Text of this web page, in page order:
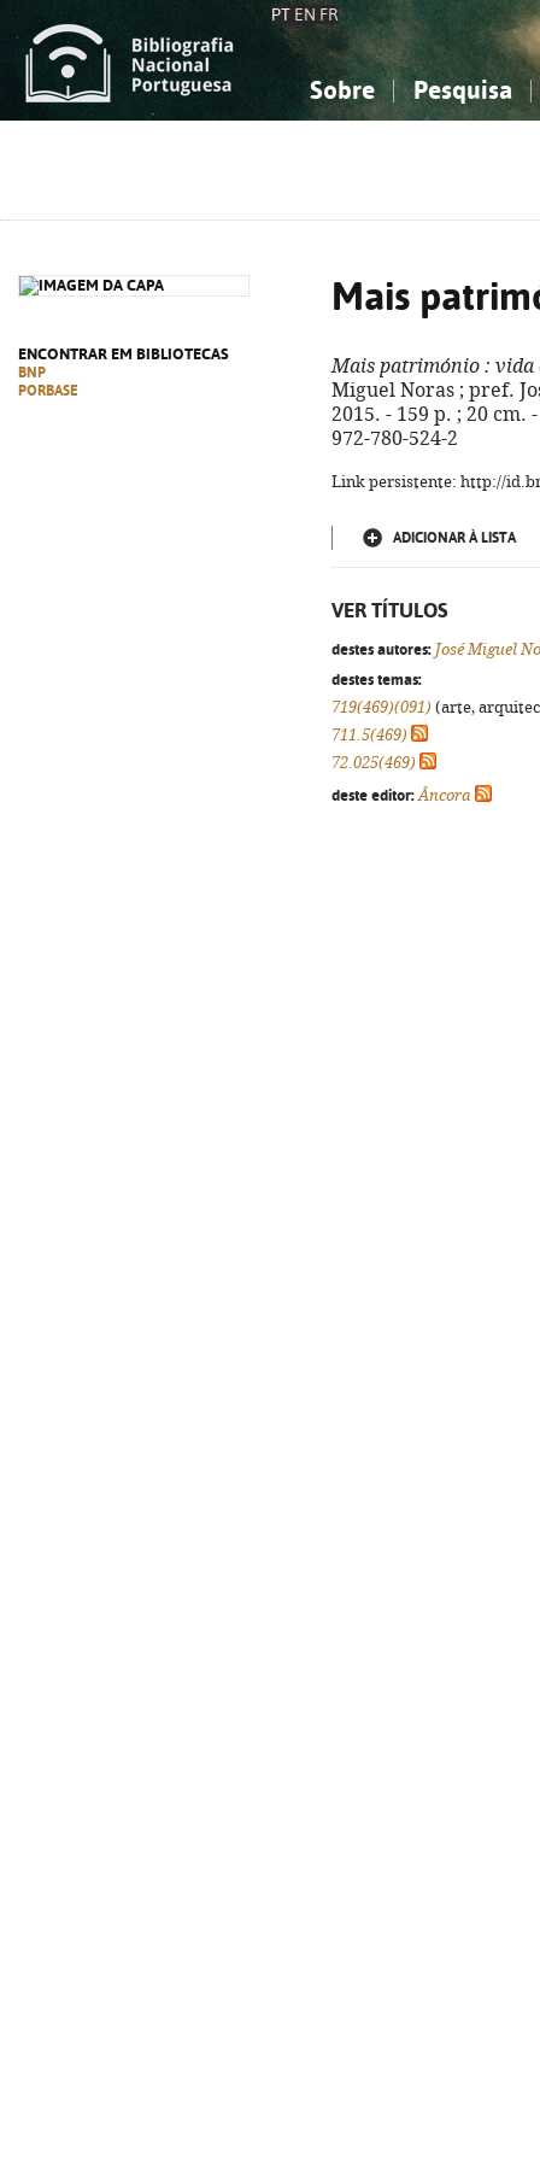
PT EN FR
Sobre Pesquisa
ENCONTRAR EM BIBLIOTECAS
BNP
PORBASE
Mais
Mais património : vida
Miguel Noras ; pref.
2015. - 159 p. ; 20 cm.
972-780-524-2
Link persistente: http://
ADICIONAR À LISTA
VER TÍTULOS
destes autores: José Miguel
destes temas:
719(469)(091) (arte,
711.5(469)
72.025(469)
deste editor: Âncora